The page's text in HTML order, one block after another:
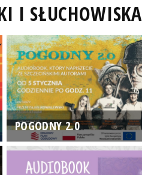
I SŁUCHOWISKA
POGODNY 2.0